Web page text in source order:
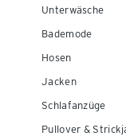
Unterwäsche
Bademode
Hosen
Jacken
Schlafanzüge
Pullover &